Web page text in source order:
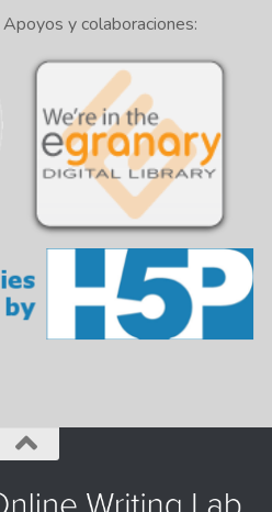
Apoyos y colaboraciones: